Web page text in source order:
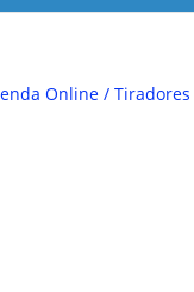
Online /Tiradores